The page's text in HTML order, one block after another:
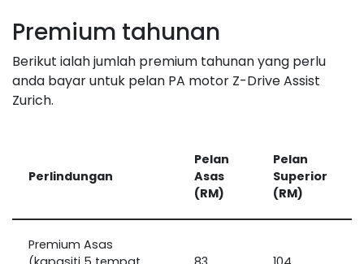
Premium tahunan
Berikut ialah jumlah premium tahunan yang perlu
anda bayar untuk pelan PA motor Z-Drive Assist
Zurich.
Perlindungan
Pelan
Asas
(RM)
Pelan
Superior
(RM)
Premium Asas